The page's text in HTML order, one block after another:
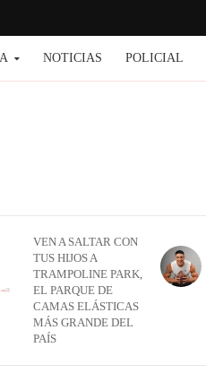
NOTICIAS POLICIAL
VEN A SALTAR CON
TUS HIJOS A
TRAMPOLINE PARK,
EL PARQUE DE
CAMAS ELÁSTICAS
MÁS GRANDE DEL
PAÍS